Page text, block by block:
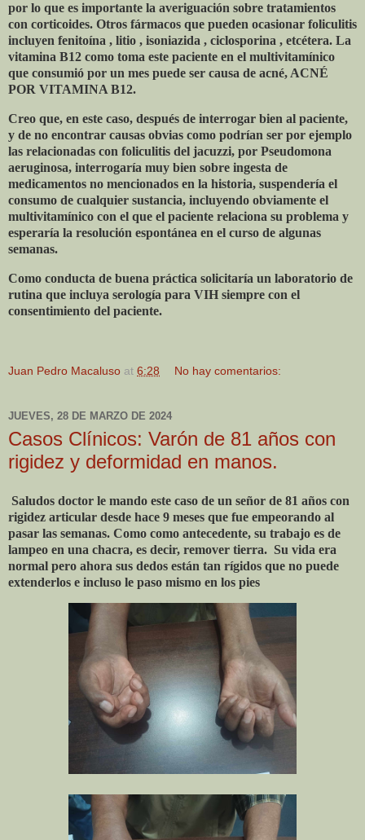
por lo que es importante la averiguación sobre tratamientos
con corticoides. Otros fármacos que pueden ocasionar foliculitis
incluyen fenitoína , litio , isoniazida , ciclosporina , etcétera. La
vitamina B12 como toma este paciente en el multivitamínico
que consumió por un mes puede ser causa de acné, ACNÉ
POR VITAMINA B12.
Creo que, en este caso, después de interrogar bien al paciente,
y de no encontrar causas obvias como podrían ser por ejemplo
las relacionadas con foliculitis del jacuzzi, por Pseudomona
aeruginosa, interrogaría muy bien sobre ingesta de
medicamentos no mencionados en la historia, suspendería el
consumo de cualquier sustancia, incluyendo obviamente el
multivitamínico con el que el paciente relaciona su problema y
esperaría la resolución espontánea en el curso de algunas
semanas.
Como conducta de buena práctica solicitaría un laboratorio de
rutina que incluya serología para VIH siempre con el
consentimiento del paciente.
Juan Pedro Macaluso at 6:28 No hay comentarios:
JUEVES, 28 DE MARZO DE 2024
Casos Clínicos: Varón de 81 años con
rigidez y deformidad en manos.
Saludos doctor le mando este caso de un señor de 81 años con
rigidez articular desde hace 9 meses que fue empeorando al
pasar las semanas. Como como antecedente, su trabajo es de
lampeo en una chacra, es decir, remover tierra. Su vida era
normal pero ahora sus dedos están tan rígidos que no puede
extenderlos e incluso le paso mismo en los pies